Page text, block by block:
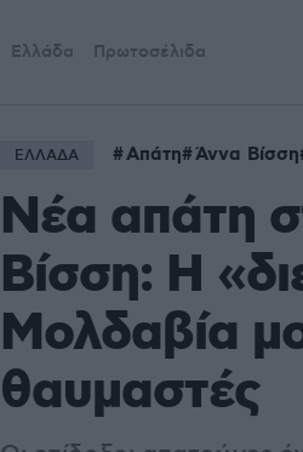
Ελλάδα Πρωτοσέλιδα
ΕΛΛΑΔΑ Απάτη Άννα Βίσση
Νέα απάτη
Βίσση: Η
Μολδαβία
θαυμαστές